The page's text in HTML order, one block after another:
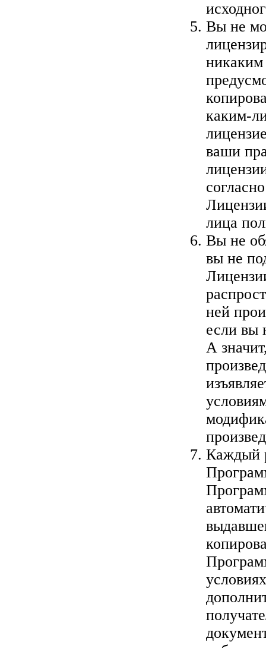
Вы не
каким-
ваши
лица
Вы не
вы не
ней
если вы
А
Каждый